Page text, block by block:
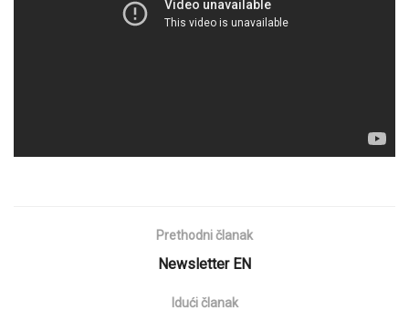
Prethodni članak
Newsletter EN
Idući članak